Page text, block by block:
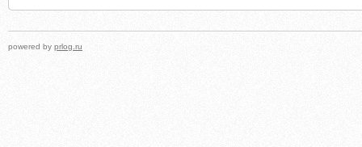
powered by prlog.ru